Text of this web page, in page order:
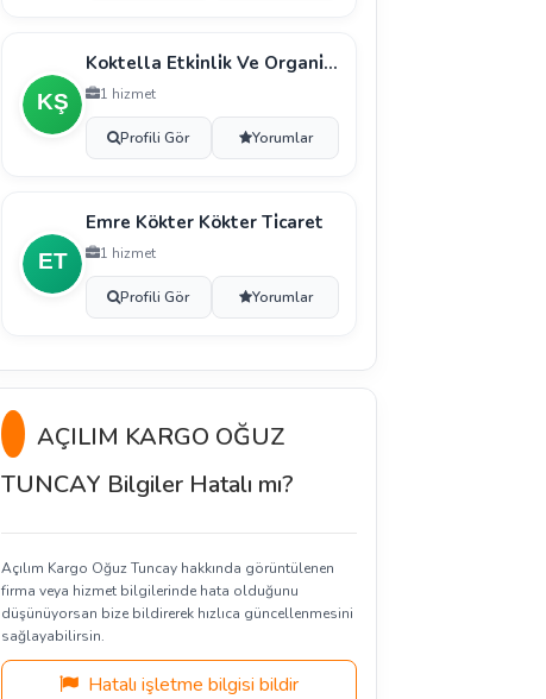
Koktella Etki̇nli̇k Ve Organi̇zasyon Anoni̇m Şi̇rketi̇
1 hizmet
Profili Gör Yorumlar
Emre Kökter Kökter Ti̇caret
1 hizmet
Profili Gör Yorumlar
AÇILIM KARGO OĞUZ
TUNCAY Bilgiler Hatalı mı?
Açılım Kargo Oğuz Tuncay hakkında görüntülenen
firma veya hizmet bilgilerinde hata olduğunu
düşünüyorsan bize bildirerek hızlıca güncellenmesini
sağlayabilirsin.
Hatalı işletme bilgisi bildir